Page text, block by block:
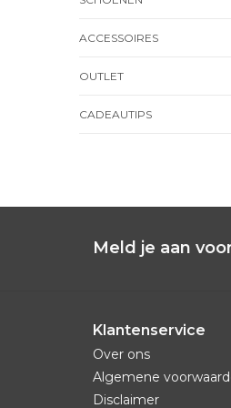
ACCESSOIRES
OUTLET
CADEAUTIPS
Meld je aan
Klantenservice
Over ons
Algemene
Disclaimer